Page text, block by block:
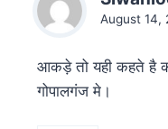
August 14,
आकड़े तो यही कहते है
गोपालगंज मे।